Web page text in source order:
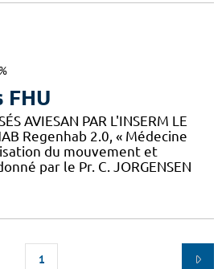
AVIESAN PAR L'INSERM LE
Regenhab 2.0, « Médecine
du mouvement et
par le Pr. C. JORGENSEN
1